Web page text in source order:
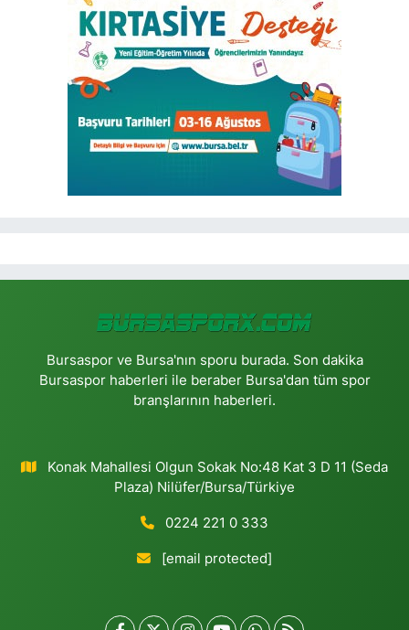
Bursaspor ve Bursa'nın sporu burada. Son dakika
Bursaspor haberleri ile beraber Bursa'dan tüm spor
branşlarının haberleri.
Konak Mahallesi Olgun Sokak No:48 Kat 3 D 11 (Seda
Plaza) Nilüfer/Bursa/Türkiye
0224 221 0 333
[email protected]